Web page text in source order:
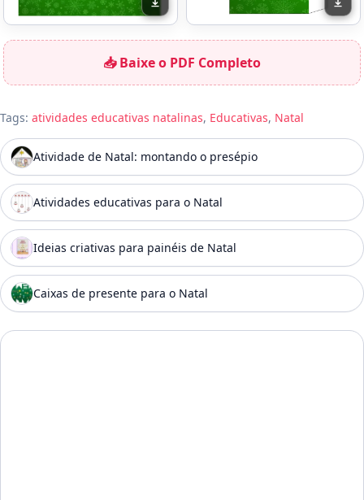
📥 Baixe o PDF Completo
Tags: atividades educativas natalinas, Educativas, Natal
Atividade de Natal: montando o presépio
Atividades educativas para o Natal
Ideias criativas para painéis de Natal
Caixas de presente para o Natal